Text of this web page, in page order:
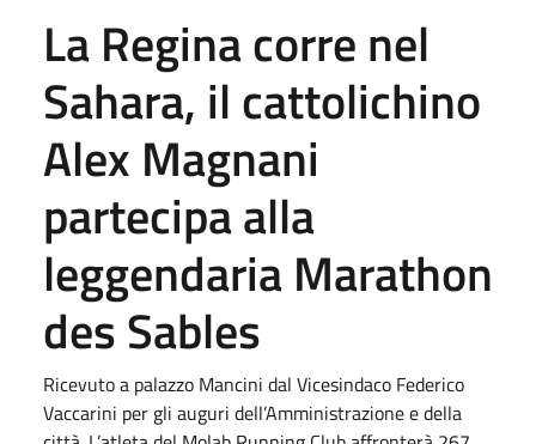
La Regina corre nel
Sahara, il cattolichino
Alex Magnani
partecipa alla
leggendaria Marathon
des Sables
Ricevuto a palazzo Mancini dal Vicesindaco Federico
Vaccarini per gli auguri dell’Amministrazione e della